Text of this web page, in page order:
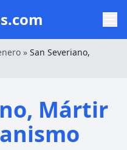
» San Severiano,
Mártir